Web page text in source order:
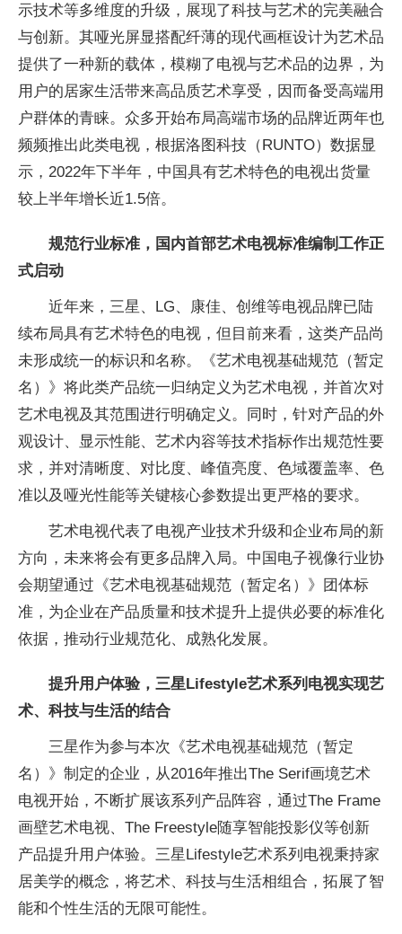
示技术等多维度的升级，展现了科技与艺术的完美融合
与创新。其哑光屏显搭配纤薄的现代画框设计为艺术品
提供了一种新的载体，模糊了电视与艺术品的边界，为
用户的居家生活带来高品质艺术享受，因而备受高端用
户群体的青睐。众多开始布局高端市场的品牌近两年也
频频推出此类电视，根据洛图科技（RUNTO）数据显
示，2022年下半年，中国具有艺术特色的电视出货量
较上半年增长近1.5倍。
规范行业标准，国内首部艺术电视标准编制工作正
式启动
近年来，三星、LG、康佳、创维等电视品牌已陆
续布局具有艺术特色的电视，但目前来看，这类产品尚
未形成统一的标识和名称。《艺术电视基础规范（暂定
名）》将此类产品统一归纳定义为艺术电视，并首次对
艺术电视及其范围进行明确定义。同时，针对产品的外
观设计、显示性能、艺术内容等技术指标作出规范性要
求，并对清晰度、对比度、峰值亮度、色域覆盖率、色
准以及哑光性能等关键核心参数提出更严格的要求。
艺术电视代表了电视产业技术升级和企业布局的新
方向，未来将会有更多品牌入局。中国电子视像行业协
会期望通过《艺术电视基础规范（暂定名）》团体标
准，为企业在产品质量和技术提升上提供必要的标准化
依据，推动行业规范化、成熟化发展。
提升用户体验，三星Lifestyle艺术系列电视实现艺
术、科技与生活的结合
三星作为参与本次《艺术电视基础规范（暂定
名）》制定的企业，从2016年推出The Serif画境艺术
电视开始，不断扩展该系列产品阵容，通过The Frame
画壁艺术电视、The Freestyle随享智能投影仪等创新
产品提升用户体验。三星Lifestyle艺术系列电视秉持家
居美学的概念，将艺术、科技与生活相组合，拓展了智
能和个性生活的无限可能性。